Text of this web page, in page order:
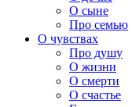
О сыне
Про семью
О чувствах
Про душу
О жизни
О смерти
О счастье